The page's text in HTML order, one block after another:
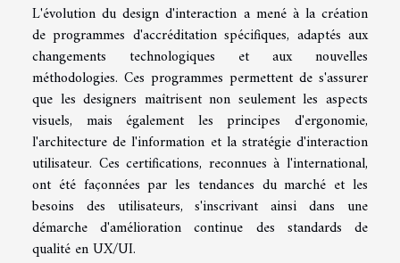
L'évolution du design d'interaction a mené à la création
de programmes d'accréditation spécifiques, adaptés aux
changements technologiques et aux nouvelles
méthodologies. Ces programmes permettent de s'assurer
que les designers maîtrisent non seulement les aspects
visuels, mais également les principes d'ergonomie,
l'architecture de l'information et la stratégie d'interaction
utilisateur. Ces certifications, reconnues à l'international,
ont été façonnées par les tendances du marché et les
besoins des utilisateurs, s'inscrivant ainsi dans une
démarche d'amélioration continue des standards de
qualité en UX/UI.